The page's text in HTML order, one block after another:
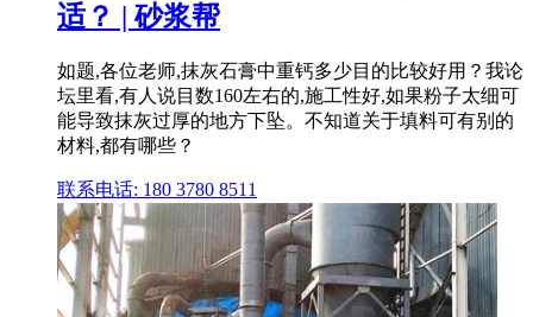
适？ | 砂浆帮
如题,各位老师,抹灰石膏中重钙多少目的比较好用？我论
坛里看,有人说目数160左右的,施工性好,如果粉子太细可
能导致抹灰过厚的地方下坠。不知道关于填料可有别的
材料,都有哪些？
联系电话: 180 3780 8511